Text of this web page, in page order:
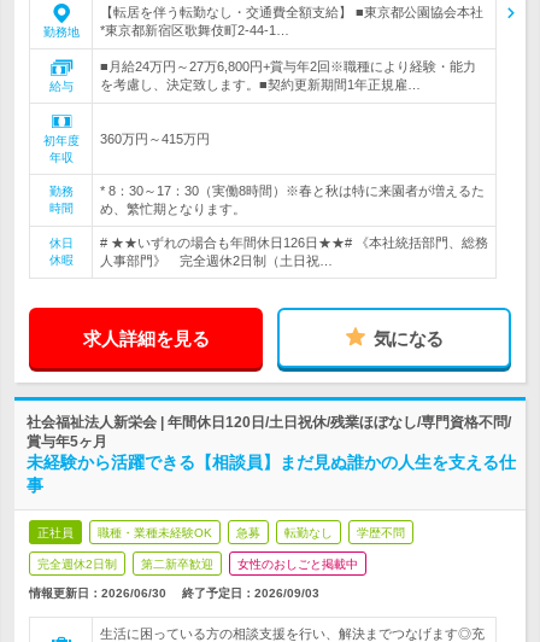
勤務地
【転居を伴う転勤なし・交通費全額支給】 ■東京都公園協会本社
*東京都新宿区歌舞伎町2-44-1…
給与
■月給24万円～27万6,800円+賞与年2回※職種により経験・能力
を考慮し、決定致します。■契約更新期間1年正規雇…
初年度
年収
360万円～415万円
勤務
時間
* 8：30～17：30（実働8時間）※春と秋は特に来園者が増えるた
め、繁忙期となります。
休日
休暇
# ★★いずれの場合も年間休日126日★★# 《本社統括部門、総務
人事部門》 完全週休2日制（土日祝…
求人詳細を見る 気になる
社会福祉法人新栄会 | 年間休日120日/土日祝休/残業ほぼなし/専門資格不問/
賞与年5ヶ月
未経験から活躍できる【相談員】まだ見ぬ誰かの人生を支える仕
事
正社員 職種・業種未経験OK 急募 転勤なし 学歴不問
完全週休2日制 第二新卒歓迎 女性のおしごと掲載中
情報更新日：2026/06/30 終了予定日： 2026/09/03
生活に困っている方の相談支援を行い、解決までつなげます◎充